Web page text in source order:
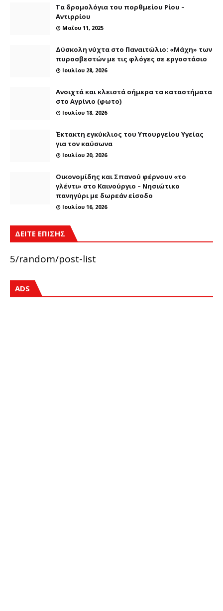
Τα δρομολόγια του πορθμείου Ρίου –
Αντιρρίου
Μαΐου 11, 2025
Δύσκολη νύχτα στο Παναιτώλιο: «Μάχη» των
πυροσβεστών με τις φλόγες σε εργοστάσιο
Ιουλίου 28, 2026
Ανοιχτά και κλειστά σήμερα τα καταστήματα
στο Αγρίνιο (φωτο)
Ιουλίου 18, 2026
Έκτακτη εγκύκλιος του Υπουργείου Υγείας
για τον καύσωνα
Ιουλίου 20, 2026
Οικονομίδης και Σπανού φέρνουν «το
γλέντι» στο Καινούργιο – Νησιώτικο
πανηγύρι με δωρεάν είσοδο
Ιουλίου 16, 2026
ΔΕΙΤΕ ΕΠΙΣΗΣ
5/random/post-list
ADS